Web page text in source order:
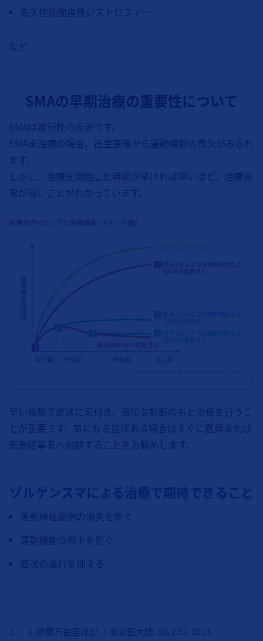
先天性筋強直性ジストロフィー
など
SMAの早期治療の重要性について
SMAは進行性の疾患です。
SMA未治療の場合、出生直後から運動機能の喪失がみられ
ます。
しかし、治療を開始した時期が早ければ早いほど、治療効
果が高いことがわかっています。
早い段階で症状に気付き、適切な診断のもと治療を行うこ
とが重要です。気になる症状ある場合はすぐに医師または
医療従事者へ相談することをお勧めします。
ゾルゲンスマによる治療で期待できること
運動神経細胞の消失を防ぐ
運動機能の低下を防ぐ
症状の進行を抑える
a 伊藤万由里ほか.：東女医大誌. 83, E52, 2013.